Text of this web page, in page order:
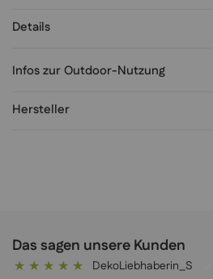
Details
Infos zur Outdoor-Nutzung
Hersteller
Das sagen unsere Kunden
DekoLiebhaberin_S